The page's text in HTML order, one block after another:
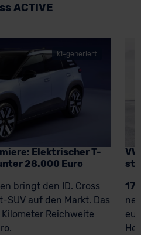
ACTIVE
KI-generiert
Elektrischer T-
28.000 Euro
bringt den ID. Cross
SUV auf den Markt. Das
Reichweite